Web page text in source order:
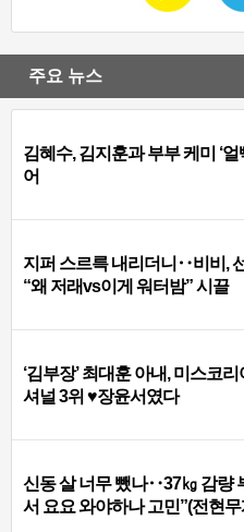
주요 뉴스
김혜수, 김지훈과 부부 케미 ‘얼
어
지퍼 스르륵 내리더니‥비비,
“왜 저래vs이게 워터밤” 시끌
‘김부장’ 최대훈 아내, 미스코
셔널 3위 ♥장윤서였다
신동 살 너무 뺐나‥37㎏ 감량
서 요요 와야하나 고민”(전현